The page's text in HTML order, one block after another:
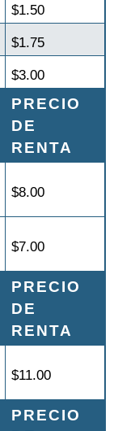
$1.50
$1.75
$3.00
PRECIO
DE
RENTA
$8.00
$7.00
PRECIO
DE
RENTA
$11.00
PRECIO